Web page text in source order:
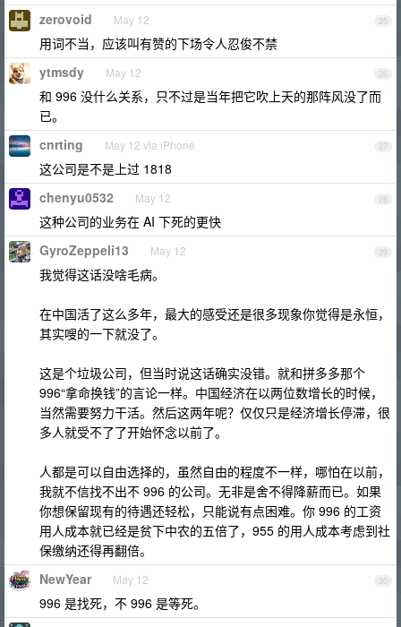
25
zerovoid May 12
用词不当，应该叫有赞的下场令人忍俊不禁
26
ytmsdy May 12
和 996 没什么关系，只不过是当年把它吹上天的那阵风没了而
已。
27
cnrting May 12 via iPhone
这公司是不是上过 1818
28
chenyu0532 May 12
这种公司的业务在 AI 下死的更快
29
GyroZeppeli13 May 12
我觉得这话没啥毛病。
在中国活了这么多年，最大的感受还是很多现象你觉得是永恒，
其实嗖的一下就没了。
这是个垃圾公司，但当时说这话确实没错。就和拼多多那个
996“拿命换钱”的言论一样。中国经济在以两位数增长的时候，
当然需要努力干活。然后这两年呢？仅仅只是经济增长停滞，很
多人就受不了了开始怀念以前了。
人都是可以自由选择的，虽然自由的程度不一样，哪怕在以前，
我就不信找不出不 996 的公司。无非是舍不得降薪而已。如果
你想保留现有的待遇还轻松，只能说有点困难。你 996 的工资
用人成本就已经是贫下中农的五倍了，955 的用人成本考虑到社
保缴纳还得再翻倍。
30
NewYear May 12
996 是找死，不 996 是等死。